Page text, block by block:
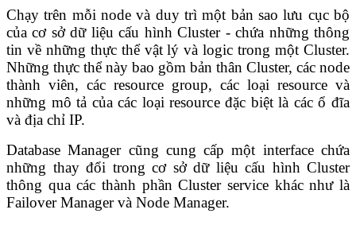
Chạy trên mỗi node và duy trì một bản sao lưu cục bộ
của cơ sở dữ liệu cấu hình Cluster - chứa những thông
tin về những thực thể vật lý và logic trong một Cluster.
Những thực thể này bao gồm bản thân Cluster, các node
thành viên, các resource group, các loại resource và
những mô tả của các loại resource đặc biệt là các ổ đĩa
và địa chỉ IP.
Database Manager cũng cung cấp một interface chứa
những thay đổi trong cơ sở dữ liệu cấu hình Cluster
thông qua các thành phần Cluster service khác như là
Failover Manager và Node Manager.